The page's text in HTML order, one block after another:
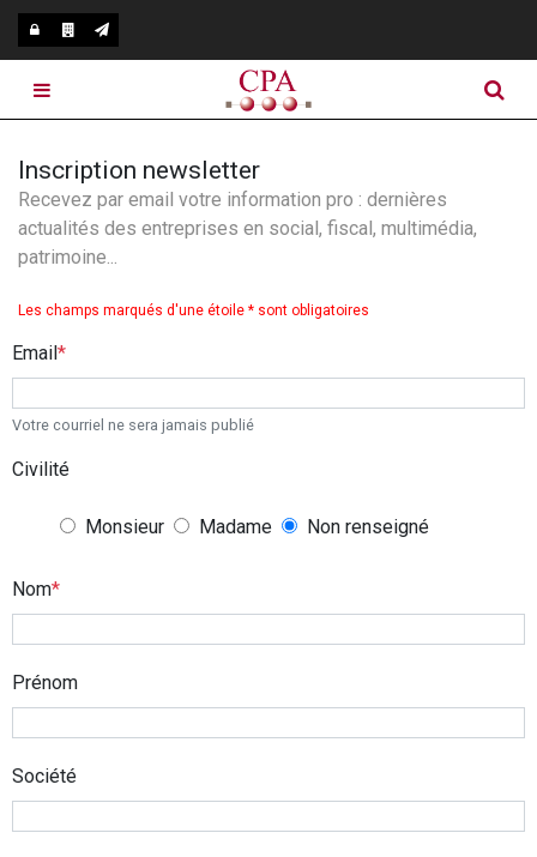
Notre cabinet
Présentation du cabinet
Nos expertises
Audit, Commissariat aux comptes
Nos sites utiles
Inscription newsletter
Recevez par email votre information pro : dernières
actualités des entreprises en social, fiscal, multimédia,
patrimoine...
Les champs marqués d'une étoile * sont obligatoires
Email
Votre courriel ne sera jamais publié
Civilité
Monsieur Madame Non renseigné
Nom
Prénom
Société